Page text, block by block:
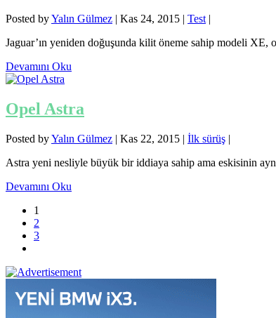
Posted byYalın Gülmez | Kas 24, 2015 | Test |
Jaguar’ın yeniden doğuşunda kilit öneme sahip modeli XE,
Devamını Oku
Opel Astra
Posted byYalın Gülmez | Kas 22, 2015 | İlk sürüş |
Astra yeni nesliyle büyük bir iddiaya sahip ama eskisinin
Devamını Oku
1
2
3